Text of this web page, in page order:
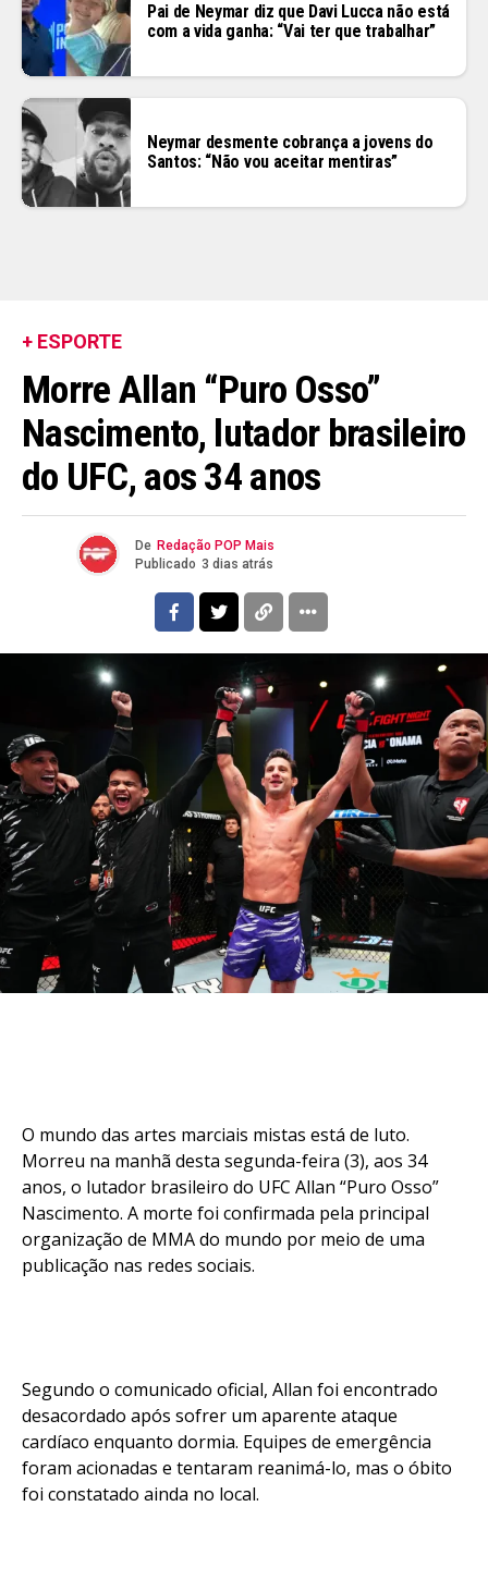
Pai de Neymar diz que Davi Lucca não está
com a vida ganha: “Vai ter que trabalhar”
Neymar desmente cobrança a jovens do
Santos: “Não vou aceitar mentiras”
+ ESPORTE
Morre Allan “Puro Osso”
Nascimento, lutador brasileiro
do UFC, aos 34 anos
De Redação POP Mais
Publicado 3 dias atrás
O mundo das artes marciais mistas está de luto.
Morreu na manhã desta segunda-feira (3), aos 34
anos, o lutador brasileiro do UFC Allan “Puro Osso”
Nascimento. A morte foi confirmada pela principal
organização de MMA do mundo por meio de uma
publicação nas redes sociais.
Segundo o comunicado oficial, Allan foi encontrado
desacordado após sofrer um aparente ataque
cardíaco enquanto dormia. Equipes de emergência
foram acionadas e tentaram reanimá-lo, mas o óbito
foi constatado ainda no local.